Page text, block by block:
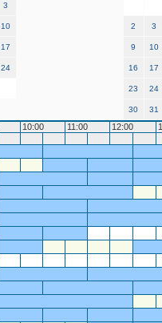
3
10
17
24
2 3
9 10
16 17
23 24
30 31
10:00 11:00 12:00